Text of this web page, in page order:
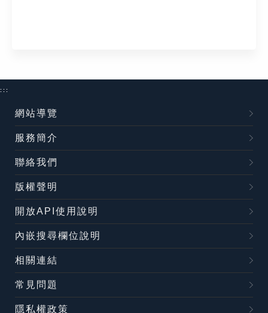
:::
網站導覽
服務簡介
聯絡我們
版權聲明
開放API使用說明
內嵌搜尋欄位說明
相關連結
常見問題
隱私權政策